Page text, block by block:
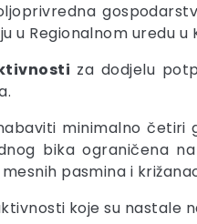
u Regionalnom uredu
za dodjelu
minimalno
bika ograničena
pasmina i
koje su nastale